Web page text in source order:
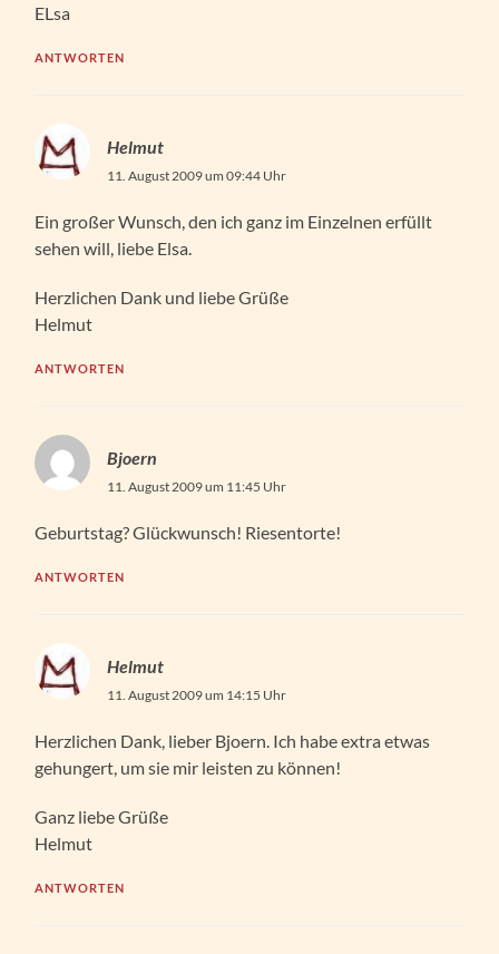
ELsa
ANTWORTEN
Helmut
11. August 2009 um 09:44 Uhr
Ein großer Wunsch, den ich ganz im Einzelnen erfüllt
sehen will, liebe Elsa.
Herzlichen Dank und liebe Grüße
Helmut
ANTWORTEN
Bjoern
11. August 2009 um 11:45 Uhr
Geburtstag? Glückwunsch! Riesentorte!
ANTWORTEN
Helmut
11. August 2009 um 14:15 Uhr
Herzlichen Dank, lieber Bjoern. Ich habe extra etwas
gehungert, um sie mir leisten zu können!
Ganz liebe Grüße
Helmut
ANTWORTEN